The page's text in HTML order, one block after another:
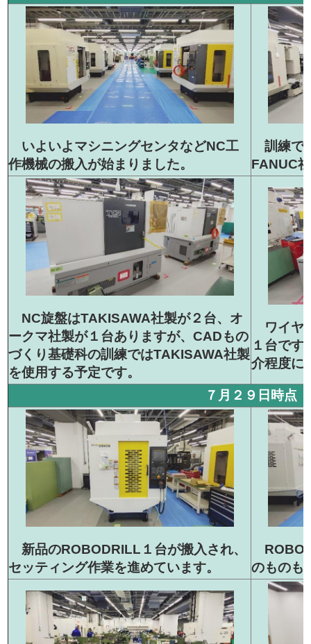
いよいよマシニングセンタなどNC工
作機械の搬入が始まりました。
訓練で
FANUC
NC旋盤はTAKISAWA社製が２台、オ
ークマ社製が１台ありますが、CADもの
づくり基礎科の訓練ではTAKISAWA社製
を使用する予定です。
ワイヤ
１台です
介程度に
７月２９日時点
新品のROBODRILL１台が搬入され、
セッティング作業を進めています。
のものも